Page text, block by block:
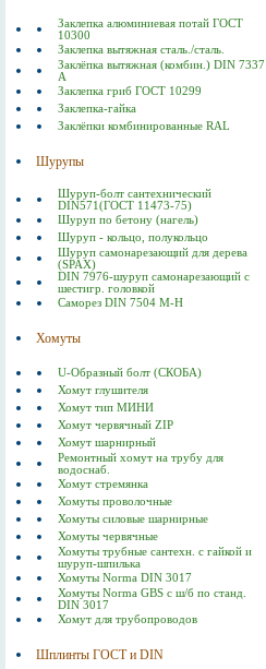
Заклепка алюминиевая потай ГОСТ
10300
Заклепка вытяжная сталь./сталь.
Заклёпка вытяжная (комбин.) DIN 7337
А
Заклепка гриб ГОСТ 10299
Заклепка-гайка
Заклёпки комбинированные RAL
Шурупы
Шуруп-болт сантехнический
DIN571(ГОСТ 11473-75)
Шуруп по бетону (нагель)
Шуруп - кольцо, полукольцо
Шуруп самонарезающий для дерева
(SPAX)
DIN 7976-шуруп самонарезающий с
шестигр. головкой
Саморез DIN 7504 M-H
Хомуты
U-Образный болт (СКОБА)
Хомут глушителя
Хомут тип МИНИ
Хомут червячный ZIP
Хомут шарнирный
Ремонтный хомут на трубу для
водоснаб.
Хомут стремянка
Хомуты проволочные
Хомуты силовые шарнирные
Хомуты червячные
Хомуты трубные сантехн. с гайкой и
шуруп-шпилька
Хомуты Norma DIN 3017
Хомуты Norma GBS с ш/б по станд.
DIN 3017
Хомут для трубопроводов
Шплинты ГОСТ и DIN